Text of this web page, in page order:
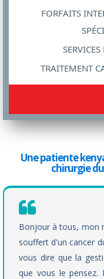
FORFAITS
TRAITEMENT
Une patiente
chirurgie
Bonjour à tous, mon
souffert d'un cancer
vous dire que la
que vous le